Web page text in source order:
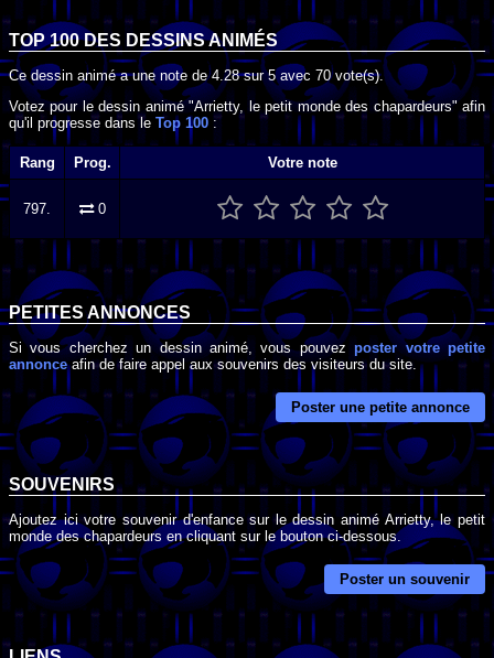
TOP 100 DES DESSINS ANIMÉS
Ce dessin animé a une note de4.28sur5avec 70vote(s).
Votez pour le dessin animé "Arrietty, le petit monde des chapardeurs" afin
qu'il progresse dans le Top 100 :
Rang Prog. Votre note
797. 0
PETITES ANNONCES
Si vous cherchez un dessin animé, vous pouvezposter votre petite
annonceafin de faire appel aux souvenirs des visiteurs du site.
Poster une petite annonce
SOUVENIRS
Ajoutez ici votre souvenir d'enfance sur le dessin animé Arrietty, le petit
monde des chapardeurs en cliquant sur le bouton ci-dessous.
Poster un souvenir